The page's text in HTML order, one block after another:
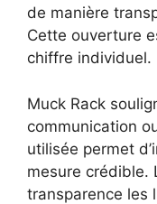
de manière
Cette ouverture
chiffre individuel.
Muck Rack
communication
utilisée permet
mesure crédible.
transparence les